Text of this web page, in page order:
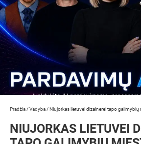
Pradžia /Vadyba /Niujorkas lietuvei dizainerei tapo galimybių
NIUJORKAS LIETUVEI